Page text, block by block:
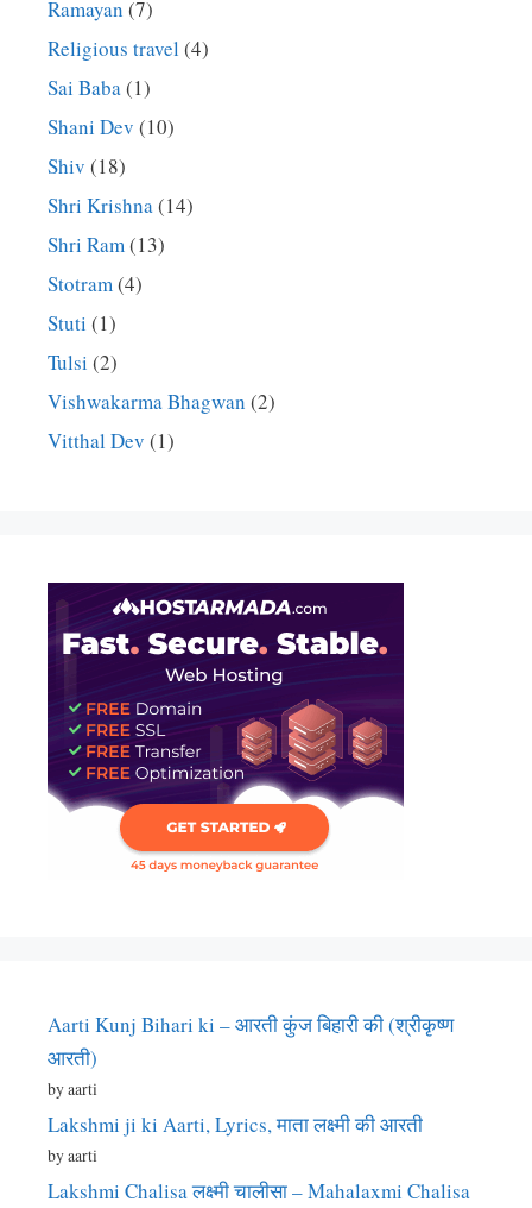
Ramayan (7)
Religious travel (4)
Sai Baba(1)
Shani Dev (10)
Shiv (18)
Shri Krishna(14)
Shri Ram(13)
Stotram(4)
Stuti (1)
Tulsi (2)
Vishwakarma Bhagwan (2)
Vitthal Dev (1)
Aarti Kunj Bihari ki – आरती कुंज बिहारी की (श्रीकृष्ण
आरती)
by aarti
Lakshmi ji ki Aarti, Lyrics, माता लक्ष्मी की आरती
by aarti
Lakshmi Chalisa लक्ष्मी चालीसा – Mahalaxmi Chalisa